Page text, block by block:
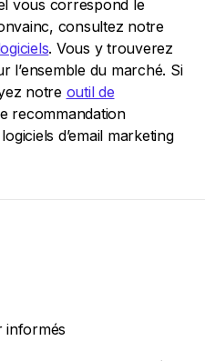
vous correspond le
consultez notre
. Vous y trouverez
l’ensemble du marché. Si
notre outil de
recommandation
d’email marketing
informés